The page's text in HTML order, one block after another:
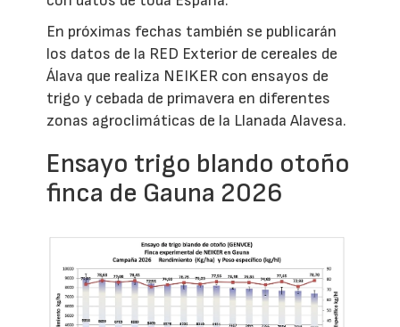
En próximas fechas también se publicarán
los datos de la RED Exterior de cereales de
Álava que realiza NEIKER con ensayos de
trigo y cebada de primavera en diferentes
zonas agroclimáticas de la Llanada Alavesa.
Ensayo trigo blando otoño
finca de Gauna 2026